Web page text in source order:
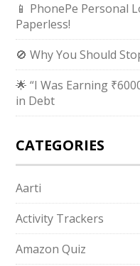
📱 PhonePe Personal
Paperless!
🚫 Why You Should
🌟 “I Was Earning
in Debt
CATEGORIES
Aarti
Activity Trackers
Amazon Quiz